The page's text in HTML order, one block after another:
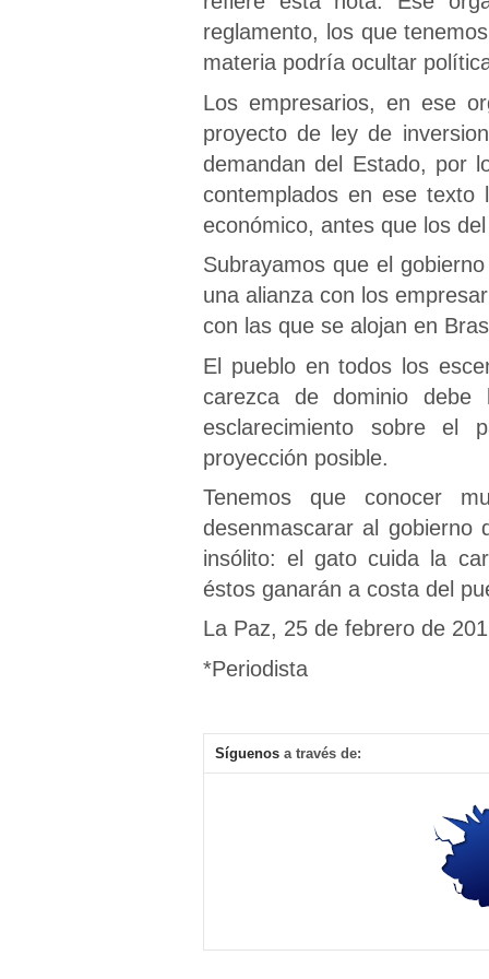
reglamento, los que
materia podría ocultar
Los empresarios, en ese
proyecto de ley de
demandan del Estado, por
contemplados en ese
económico, antes que los
Subrayamos que el
una alianza con los
con las que se alojan en
El pueblo en todos los
carezca de dominio debe
esclarecimiento sobre el
proyección posible.
Tenemos que conocer
desenmascarar al gobierno
insólito: el gato cuida la
éstos ganarán a costa del
La Paz, 25 de febrero de
*Periodista
Síguenos a través de: